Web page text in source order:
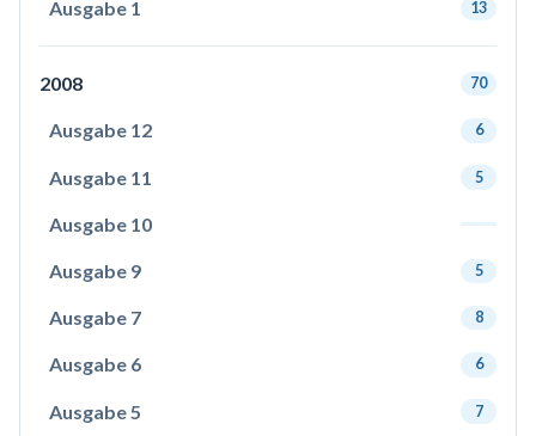
Ausgabe 1 13
2008 70
Ausgabe 12 6
Ausgabe 11 5
Ausgabe 10
Ausgabe 9 5
Ausgabe 7 8
Ausgabe 6 6
Ausgabe 5 7